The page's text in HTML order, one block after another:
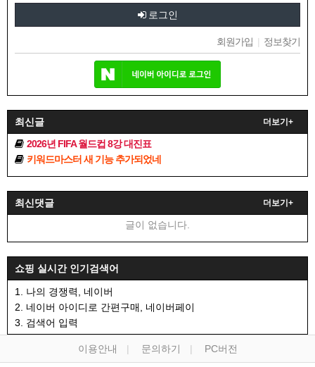
로그인
회원가입 | 정보찾기
최신글 더보기+
2026년 FIFA 월드컵 8강 대진표
키워드마스터 새 기능 추가되었네
최신댓글 더보기+
글이 없습니다.
쇼핑 실시간 인기검색어
1. 나의 경쟁력, 네이버
2. 네이버 아이디로 간편구매, 네이버페이
3. 검색어 입력
이용안내 문의하기 PC버전